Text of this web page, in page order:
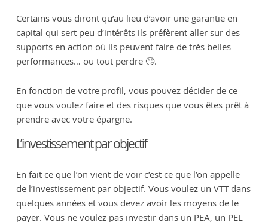
Certains vous diront qu’au lieu d’avoir une garantie en
capital qui sert peu d’intérêts ils préfèrent aller sur des
supports en action où ils peuvent faire de très belles
performances… ou tout perdre 🙄.
En fonction de votre profil, vous pouvez décider de ce
que vous voulez faire et des risques que vous êtes prêt à
prendre avec votre épargne.
L’investissement par objectif
En fait ce que l’on vient de voir c’est ce que l’on appelle
de l’investissement par objectif. Vous voulez un VTT dans
quelques années et vous devez avoir les moyens de le
payer. Vous ne voulez pas investir dans un PEA, un PEL